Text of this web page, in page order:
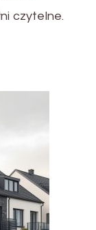
czytelne.